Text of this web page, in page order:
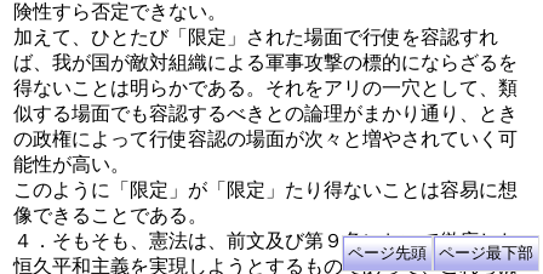
険性すら否定できない。
加えて、ひとたび「限定」された場面で行使を容認すれ
ば、我が国が敵対組織による軍事攻撃の標的にならざるを
得ないことは明らかである。それをアリの一穴として、類
似する場面でも容認するべきとの論理がまかり通り、とき
の政権によって行使容認の場面が次々と増やされていく可
能性が高い。
このように「限定」が「限定」たり得ないことは容易に想
像できることである。
４．そもそも、憲法は、前文及び第９条において徹底した
恒久平和主義を実現しようとするものであって、これらは